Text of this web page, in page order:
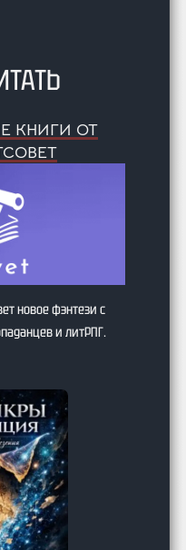
КНИГИ ОТ
новое фэнтези с
и литРПГ.